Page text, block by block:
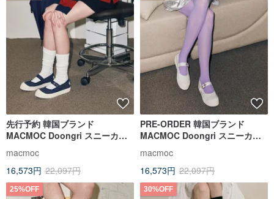
先行予約 韓国ブランド
MACMOC Doongri スニーカー
macmoc
16,573円 22,097円
PRE-ORDER 韓国ブランド
MACMOC Doongri スニーカー
macmoc
16,573円 22,097円
25%OFF 30%OFF